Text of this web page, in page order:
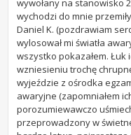
wywołany na stanowisko
wychodzi do mnie
Daniel K. (pozdrawiam
wylosował mi światła
wszystko pokazałem. Łuk
wzniesieniu trochę
wyjeździe z ośrodka
awaryjne (zapomniałem
porozumiewawczo
przeprowadzony w